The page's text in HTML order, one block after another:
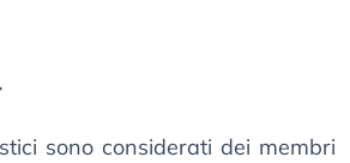
sono considerati dei membri